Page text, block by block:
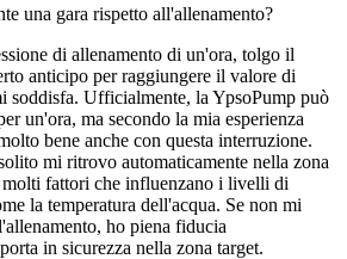
una gara rispetto all'allenamento?
di allenamento di un'ora, tolgo il
anticipo per raggiungere il valore di
soddisfa. Ufficialmente, la YpsoPump può
un'ora, ma secondo la mia esperienza
bene anche con questa interruzione.
mi ritrovo automaticamente nella zona
fattori che influenzano i livelli di
la temperatura dell'acqua. Se non mi
ho piena fiducia
in sicurezza nella zona target.